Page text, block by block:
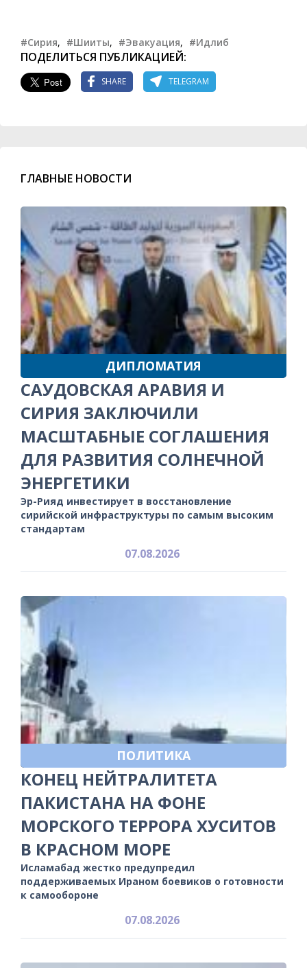
#Сирия, #Шииты, #Эвакуация, #Идлиб
ПОДЕЛИТЬСЯ ПУБЛИКАЦИЕЙ:
SHARE TELEGRAM
ГЛАВНЫЕ НОВОСТИ
ДИПЛОМАТИЯ
САУДОВСКАЯ АРАВИЯ И
СИРИЯ ЗАКЛЮЧИЛИ
МАСШТАБНЫЕ СОГЛАШЕНИЯ
ДЛЯ РАЗВИТИЯ СОЛНЕЧНОЙ
ЭНЕРГЕТИКИ
Эр-Рияд инвестирует в восстановление
сирийской инфраструктуры по самым высоким
стандартам
07.08.2026
ПОЛИТИКА
КОНЕЦ НЕЙТРАЛИТЕТА
ПАКИСТАНА НА ФОНЕ
МОРСКОГО ТЕРРОРА ХУСИТОВ
В КРАСНОМ МОРЕ
Исламабад жестко предупредил
поддерживаемых Ираном боевиков о готовности
к самообороне
07.08.2026